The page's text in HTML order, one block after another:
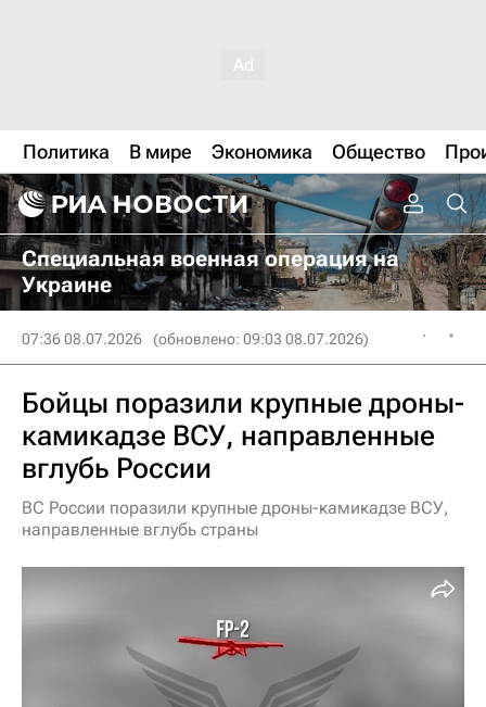
Политика В мире Экономика Общество
Специальная военная операция на
Украине
07:36 08.07.2026 (обновлено: 09:03 08.07.2026)
Бойцы поразили крупные дроны-
камикадзе ВСУ, направленные
вглубь России
ВС России поразили крупные дроны-камикадзе ВСУ,
направленные вглубь страны